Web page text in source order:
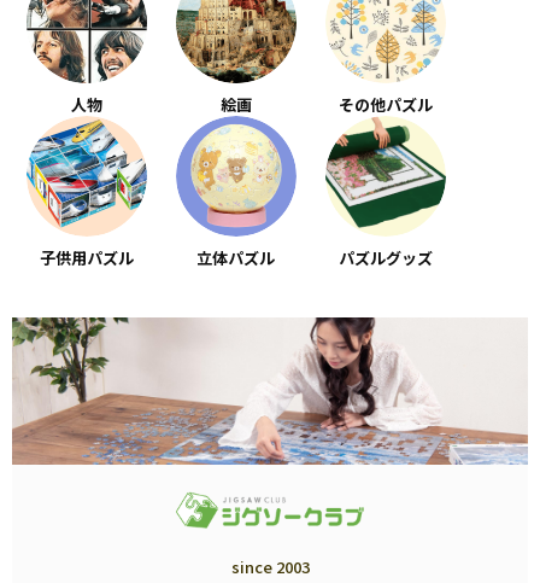
人物 絵画 その他パズル
子供用パズル 立体パズル パズルグッズ
since 2003